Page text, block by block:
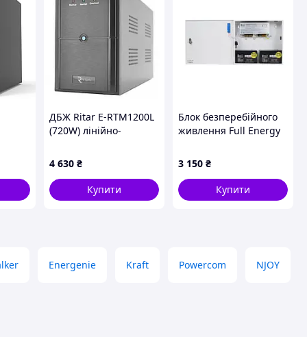
ДБЖ Ritar E-RTM1200L
(720W) лінійно-
4 630 ₴
Купити
Блок безперебійного
живлення Full Energy
3 150 ₴
Купити
Energenie Kraft Powercom NJOY